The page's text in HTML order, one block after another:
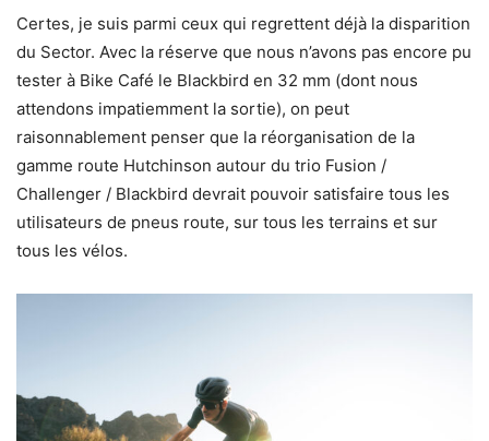
Certes, je suis parmi ceux qui regrettent déjà la disparition
du Sector. Avec la réserve que nous n’avons pas encore pu
tester à Bike Café le Blackbird en 32 mm (dont nous
attendons impatiemment la sortie), on peut
raisonnablement penser que la réorganisation de la
gamme route Hutchinson autour du trio Fusion /
Challenger / Blackbird devrait pouvoir satisfaire tous les
utilisateurs de pneus route, sur tous les terrains et sur
tous les vélos.